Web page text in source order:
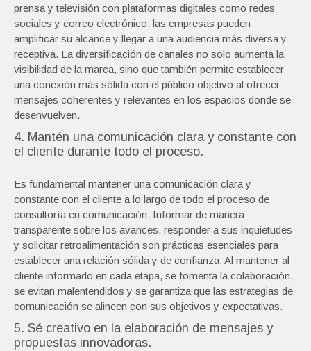
prensa y televisión con plataformas digitales como redes
sociales y correo electrónico, las empresas pueden
amplificar su alcance y llegar a una audiencia más diversa y
receptiva. La diversificación de canales no solo aumenta la
visibilidad de la marca, sino que también permite establecer
una conexión más sólida con el público objetivo al ofrecer
mensajes coherentes y relevantes en los espacios donde se
desenvuelven.
4. Mantén una comunicación clara y constante con
el cliente durante todo el proceso.
Es fundamental mantener una comunicación clara y
constante con el cliente a lo largo de todo el proceso de
consultoría en comunicación. Informar de manera
transparente sobre los avances, responder a sus inquietudes
y solicitar retroalimentación son prácticas esenciales para
establecer una relación sólida y de confianza. Al mantener al
cliente informado en cada etapa, se fomenta la colaboración,
se evitan malentendidos y se garantiza que las estrategias de
comunicación se alineen con sus objetivos y expectativas.
5. Sé creativo en la elaboración de mensajes y
propuestas innovadoras.